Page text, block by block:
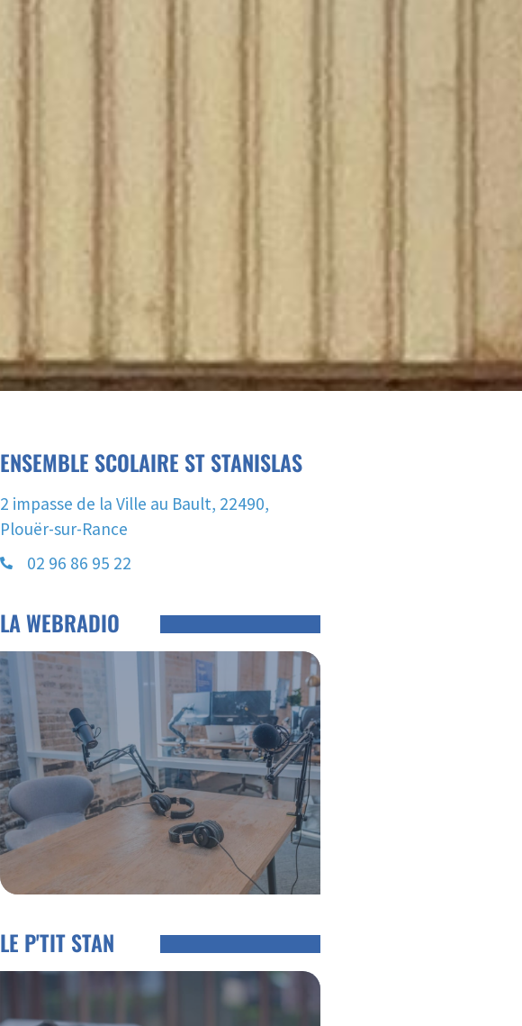
ENSEMBLE SCOLAIRE ST STANISLAS
2 impasse de la Ville au Bault, 22490,
Plouër-sur-Rance
02 96 86 95 22
LA WEBRADIO
LE P'TIT STAN